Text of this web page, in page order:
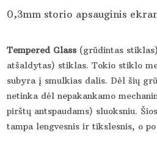
0,3mm storio apsauginis
Tempered Glass (grūdintas
atšaldytas) stiklas. Tokio stiklo
subyra į smulkias dalis. Dėl šių
netinka dėl nepakankamo
pirštų antspaudams) sluoksniu.
tampa lengvesnis ir tikslesnis, o